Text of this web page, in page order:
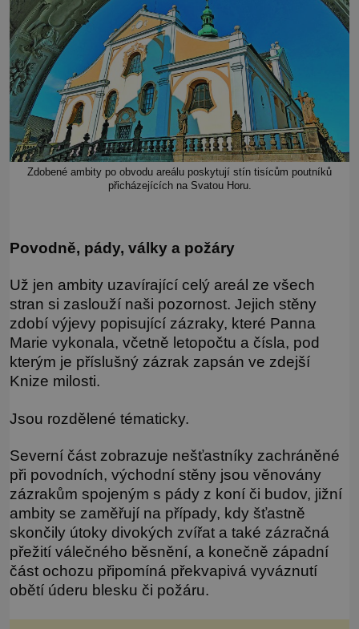
Zdobené ambity po obvodu areálu poskytují stín tisícům poutníků
přicházejících na Svatou Horu.
Povodně, pády, války a požáry
Už jen ambity uzavírající celý areál ze všech
stran si zaslouží naši pozornost. Jejich stěny
zdobí výjevy popisující zázraky, které Panna
Marie vykonala, včetně letopočtu a čísla, pod
kterým je příslušný zázrak zapsán ve zdejší
Knize milosti.
Jsou rozdělené tématicky.
Severní část zobrazuje nešťastníky zachráněné
při povodních, východní stěny jsou věnovány
zázrakům spojeným s pády z koní či budov, jižní
ambity se zaměřují na případy, kdy šťastně
skončily útoky divokých zvířat a také zázračná
přežití válečného běsnění, a konečně západní
část ochozu připomíná překvapivá vyváznutí
obětí úderu blesku či požáru.